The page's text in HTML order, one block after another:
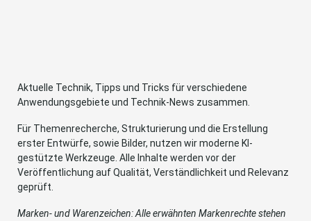
Aktuelle Technik, Tipps und Tricks für verschiedene
Anwendungsgebiete und Technik-News zusammen.
Für Themenrecherche, Strukturierung und die Erstellung
erster Entwürfe, sowie Bilder, nutzen wir moderne KI-
gestützte Werkzeuge. Alle Inhalte werden vor der
Veröffentlichung auf Qualität, Verständlichkeit und Relevanz
geprüft.
Marken- und Warenzeichen: Alle erwähnten Markenrechte stehen